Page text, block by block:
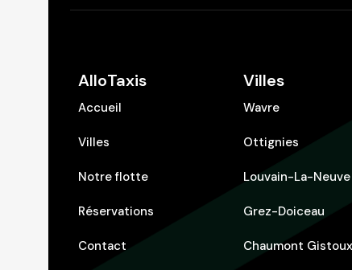
AlloTaxis
Accueil
Villes
Notre flotte
Réservations
Contact
Villes
Wavre
Ottignies
Louvain-La-Neuve
Grez-Doiceau
Chaumont Gistoux